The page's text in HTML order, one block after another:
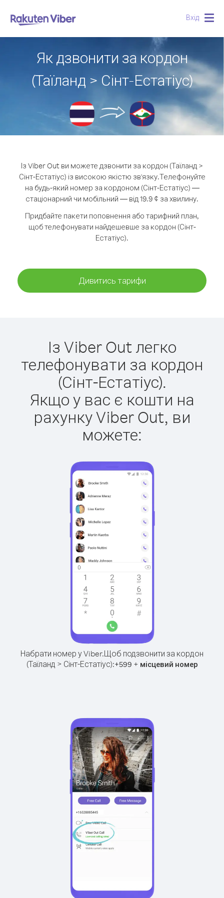
Вхід
Як дзвонити за кордон
(Таїланд > Сінт-Естатіус)
Із Viber Out ви можете дзвонити за кордон (Таїланд >
Сінт-Естатіус) із високою якістю зв'язку.Телефонуйте
на будь-який номер за кордоном (Сінт-Естатіус) —
стаціонарний чи мобільний — від 19.9 ¢ за хвилину.
Придбайте пакети поповнення або тарифний план,
щоб телефонувати найдешевше за кордон (Сінт-
Естатіус).
Дивитись тарифи
Із Viber Out легко
телефонувати за кордон
(Сінт-Естатіус).
Якщо у вас є кошти на
рахунку Viber Out, ви
можете:
Набрати номер у Viber.Щоб подзвонити за кордон
(Таїланд > Сінт-Естатіус):+599 + місцевий номер